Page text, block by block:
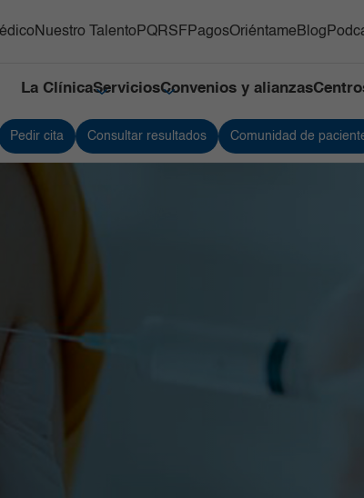
Nuestro Talento PQRSF PagosOriéntameBlog
La ClínicaServicios
e Imágenes
Servicios Quirúrgicos
Convenios y alianzas
Pedir cita Consultar resultados Comunidad de